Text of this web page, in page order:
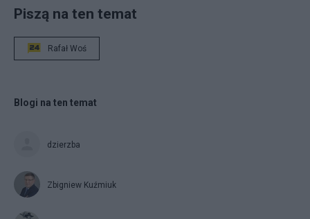
Piszą na ten temat
Rafał Woś
Blogi na ten temat
dzierzba
Zbigniew Kuźmiuk